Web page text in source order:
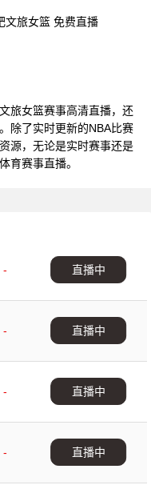
文旅女篮 免费直播
旅女篮赛事高清直播，还
除了实时更新的NBA比赛
源，无论是实时赛事还是
育赛事直播。
-
直播中
-
直播中
-
直播中
-
直播中